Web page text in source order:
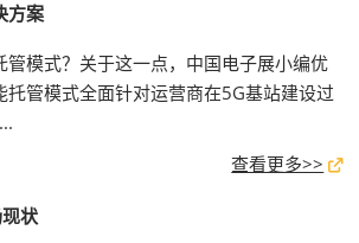
方案
管模式？关于这一点，中国电子展小编优
托管模式全面针对运营商在5G基站建设过
查看更多>>
状